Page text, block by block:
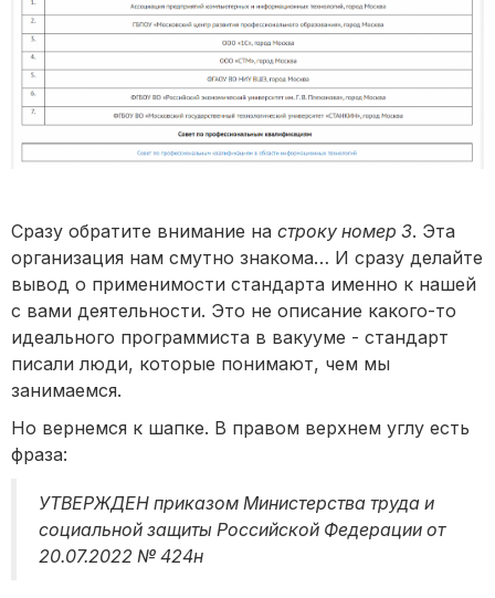
Сразу обратите внимание на строку номер 3. Эта
организация нам смутно знакома… И сразу делайте
вывод о применимости стандарта именно к нашей
с вами деятельности. Это не описание какого-то
идеального программиста в вакууме - стандарт
писали люди, которые понимают, чем мы
занимаемся.
Но вернемся к шапке. В правом верхнем углу есть
фраза:
УТВЕРЖДЕН приказом Министерства труда и
социальной защиты Российской Федерации от
20.07.2022 № 424н